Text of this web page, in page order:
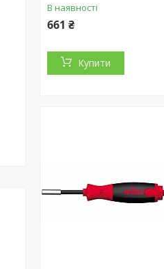
В наявності
661 ₴
Купити